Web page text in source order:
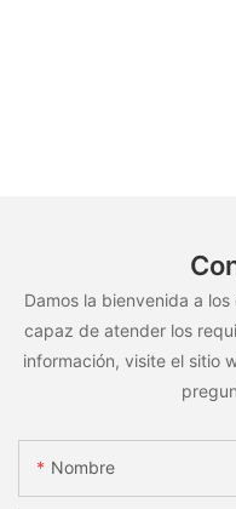
Damos la bienvenida a
capaz de atender los
información, visite el sitio
Nombre